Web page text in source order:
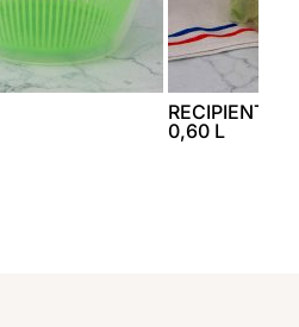
RECIPIENTE
0,60 L